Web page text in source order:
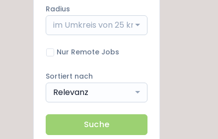
Radius
im Umkreis von 25 km
Nur Remote Jobs
Sortiert nach
Relevanz
Suche